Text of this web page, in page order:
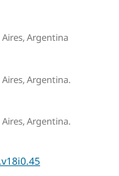
Argentina
Argentina.
Argentina.